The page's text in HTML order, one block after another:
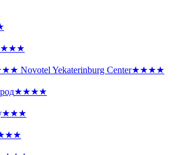
Novotel Yekaterinburg Center★★★★
★★★★
★★★